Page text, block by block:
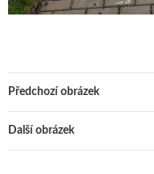
Předchozí obrázek
Další obrázek